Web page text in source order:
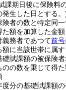
課期日後に保険料
発生した日とする。
険者の数と特定同
た額を加算した金
義務者であつて前号
額に当該世帯に属
礎賦課額の被保険
のの数を乗じて得
分の基礎賦課額の